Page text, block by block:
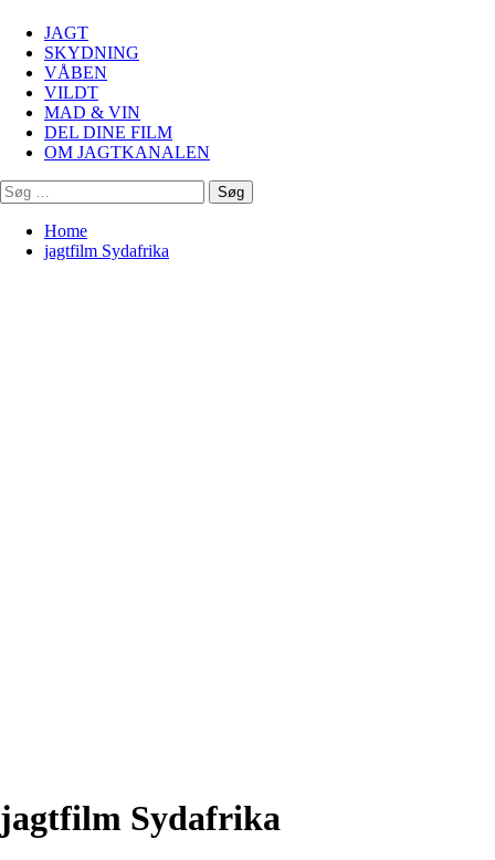
JAGT
SKYDNING
VÅBEN
VILDT
MAD & VIN
DEL DINE FILM
OM JAGTKANALEN
Søg
efter:
Home
jagtfilm Sydafrika
jagtfilm Sydafrika